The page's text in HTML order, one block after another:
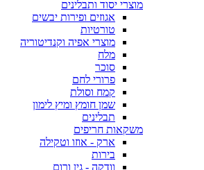
מוצרי יסוד ותבלינים
אגוזים ופירות יבשים
טורטיות
מוצרי אפיה וקנדיטוריה
מלח
סוכר
פרורי לחם
קמח וסולת
שמן חומץ ומיץ לימון
תבלינים
משקאות חריפים
ארק - אוזו וטקילה
בירות
וודקה - גין ורום